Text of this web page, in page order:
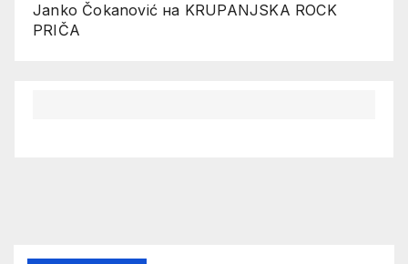
Janko Čokanović на KRUPANJSKA ROCK
PRIČA